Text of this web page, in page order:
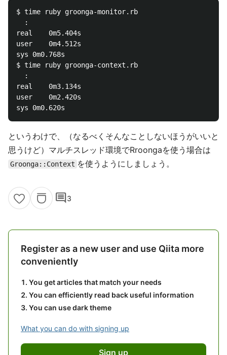
$ time ruby groonga-monitor.rb
  :
real	0m5.404s
user	0m4.512s
sys	0m0.768s
$ time ruby groonga-context.rb
  :
real	0m3.134s
user	0m2.420s
というわけで、（なるべくそんなことしないほうがいいと
思うけど）マルチスレッド環境でRroongaを使う場合は
Groonga::Context を使うようにしましょう。
comment3
Register as a new user and use Qiita more
conveniently
You get articles that match your needs
You can efficiently read back useful information
You can use dark theme
What you can do with signing up
Sign up